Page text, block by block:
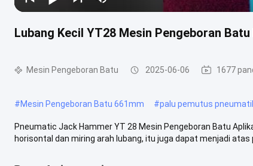
Lubang Kecil YT28 Mesin Pengeboran
Mesin Pengeboran Batu 2025-06-06 1677
#Mesin Pengeboran Batu 661mm #palu pemutus
Pneumatic Jack Hammer YT 28 Mesin Pengeboran Batu
horisontal dan miring arah lubang, itu juga dapat menjadi atas